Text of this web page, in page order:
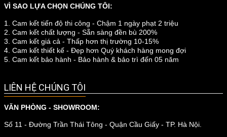
VÌ SAO LỰA CHỌN CHÚNG TÔI:
1. Cam kết tiến độ thi công - Chậm 1 ngày phạt 2 triệu
2. Cam kết chất lượng - Sẵn sàng đền bù 200%
3. Cam kết giá cả - Thấp hơn thị trường 10-15%
4. Cam kết thiết kế - Đẹp hơn Quý khách hàng mong đợi
5. Cam kết bảo hành - Bảo hành & bảo trì đến 05 năm
LIÊN HỆ CHÚNG TÔI
VĂN PHÒNG - SHOWROOM:
Số 11 - Đường Trần Thái Tông - Quận Cầu Giấy - TP. Hà Nội.